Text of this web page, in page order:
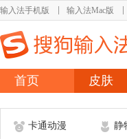
输入法手机版 输入法Mac版
首页 皮肤
卡通动漫 静